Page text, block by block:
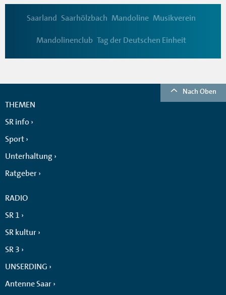
Saarland Saarhölzbach Mandoline Musikverein
Mandolinenclub Tag der Deutschen Einheit
Nach Oben
THEMEN
SR info
Sport
Unterhaltung
Ratgeber
RADIO
SR 1
SR kultur
SR 3
UNSERDING
Antenne Saar